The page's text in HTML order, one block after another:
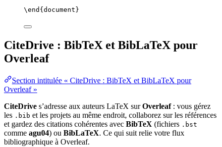
\end { document }
CiteDrive : BibTeX et BibLaTeX pour
Overleaf
Section intitulée « CiteDrive : BibTeX et BibLaTeX pour
Overleaf »
CiteDrive s’adresse aux auteurs LaTeX surOverleaf: vous gérez
les .bib et les projets au même endroit, collaborez sur les références
et gardez des citations cohérentes avec BibTeX (fichiers .bst
comme agu04) ou BibLaTeX. Ce qui suit relie votre flux
bibliographique à Overleaf.